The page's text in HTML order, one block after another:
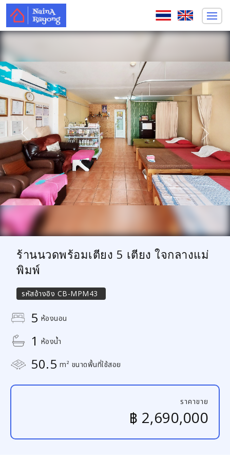
ก่อนหน้า ถัดไป
ร้านนวดพร้อมเตียง 5 เตียง ใจกลางแม่
พิมพ์
รหัสอ้างอิง CB-MPM43
5 ห้องนอน
1 ห้องน้ำ
50.5 m² ขนาดพื้นที่ใช้สอย
ราคาขาย
฿ 2,690,000